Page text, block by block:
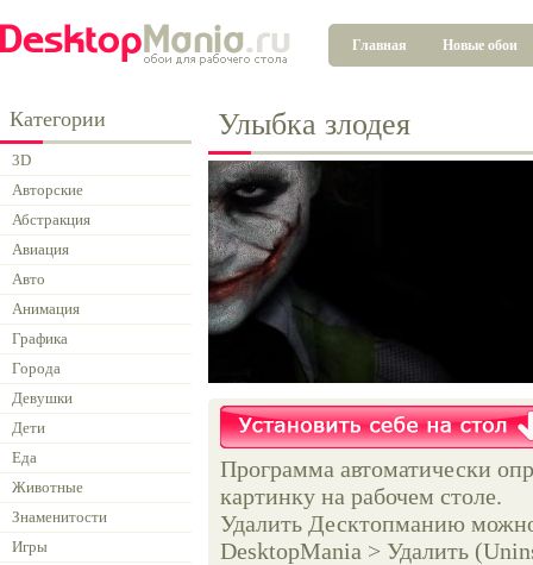
Главная Новые обои
Категории
3D
Авторские
Абстракция
Авиация
Авто
Анимация
Графика
Города
Девушки
Дети
Еда
Животные
Знаменитости
Игры
Улыбка злодея
Программа автоматически
картинку на рабочем столе.
Удалить Десктопманию
DesktopMania > Удалить